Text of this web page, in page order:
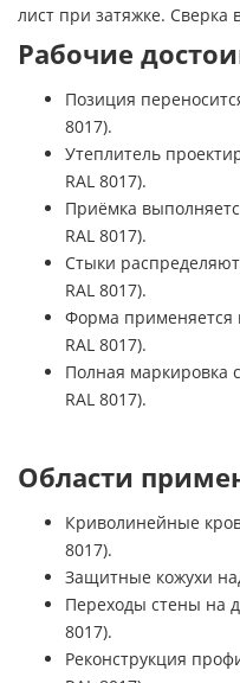
лист при затяжке. Сверка
Рабочие
Позиция
8017).
Утеплитель
RAL 8017).
Приёмка
RAL 8017).
Стыки
RAL 8017).
Форма применяется
RAL 8017).
Полная маркировка
RAL 8017).
Области
Криволинейные
8017).
Защитные кожухи
Переходы стены на
8017).
Реконструкция